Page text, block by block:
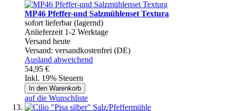
MP46 Pfeffer-und Salzmühlenset Textura
sofort lieferbar (lagernd)
Anlieferzeit 1-2 Werktage
Versand heute
Versand: versandkostenfrei (DE)
Ausland abweichend
54,95 €
Inkl. 19% Steuern
In den Warenkorb
auf die Wunschliste